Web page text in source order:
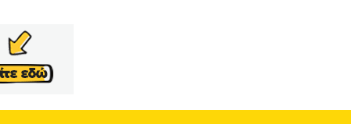
SANI LADY SENSITIVE EXTRA